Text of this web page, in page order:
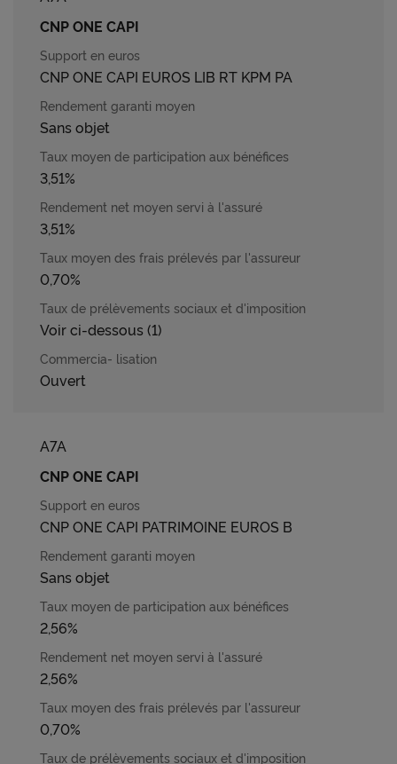
CNP ONE CAPI
CNP ONE CAPI EUROS LIB RT KPM PA
Sans objet
3,51%
3,51%
0,70%
Voir ci-dessous (1)
Ouvert
A7A
CNP ONE CAPI
CNP ONE CAPI PATRIMOINE EUROS B
Sans objet
2,56%
2,56%
0,70%